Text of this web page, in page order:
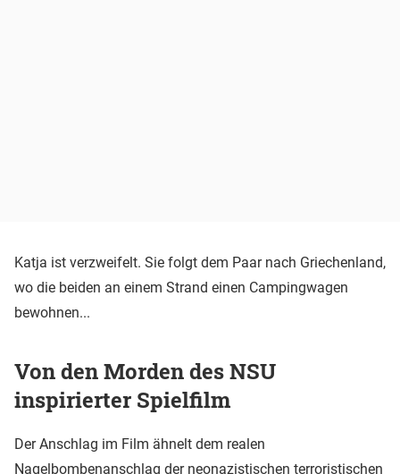
Katja ist verzweifelt. Sie folgt dem Paar nach Griechenland,
wo die beiden an einem Strand einen Campingwagen
bewohnen...
Von den Morden des NSU
inspirierter Spielfilm
Der Anschlag im Film ähnelt dem realen
Nagelbombenanschlag der neonazistischen terroristischen